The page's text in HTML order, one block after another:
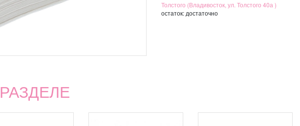
Толстого (Владивосток, ул. Толстого 40а )
остаток:достаточно